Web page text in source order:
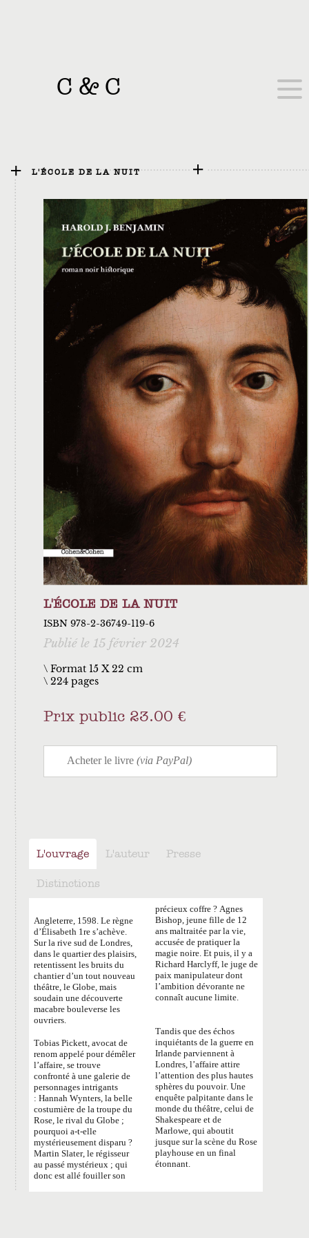
C &C
L'ÉCOLE DE LA NUIT
L'ÉCOLE DE LA NUIT
ISBN 978-2-36749-119-6
Publié le 15 février 2024
\ Format 15 X 22 cm
224 pages
Prix public 23.00 €
L'ouvrage L'auteur Presse
Distinctions
Angleterre, 1598. Le règne
d’Élisabeth 1re s’achève.
Sur la rive sud de Londres,
dans le quartier des plaisirs,
retentissent les bruits du
chantier d’un tout nouveau
théâtre, le Globe, mais
soudain une découverte
macabre bouleverse les
ouvriers.
Tobias Pickett, avocat de
renom appelé pour démêler
l’affaire, se trouve
confronté à une galerie de
personnages intrigants
: Hannah Wynters, la belle
costumière de la troupe du
Rose, le rival du Globe ;
pourquoi a-t-elle
mystérieusement disparu ?
Martin Slater, le régisseur
au passé mystérieux ; qui
donc est allé fouiller son
précieux coffre ? Agnes
Bishop, jeune fille de 12
ans maltraitée par la vie,
accusée de pratiquer la
magie noire. Et puis, il y a
Richard Harclyff, le juge de
paix manipulateur dont
l’ambition dévorante ne
connaît aucune limite.
Tandis que des échos
inquiétants de la guerre en
Irlande parviennent à
Londres, l’affaire attire
l’attention des plus hautes
sphères du pouvoir. Une
enquête palpitante dans le
monde du théâtre, celui de
Shakespeare et de
Marlowe, qui aboutit
jusque sur la scène du Rose
playhouse en un final
étonnant.